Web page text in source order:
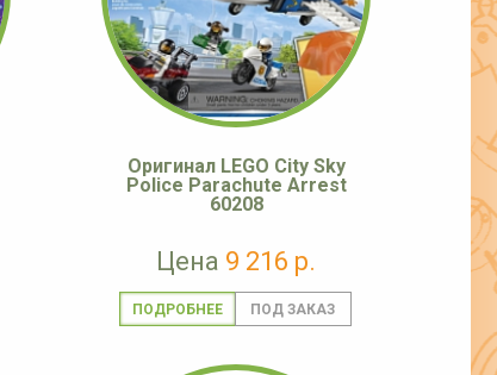
Оригинал LEGO City Sky
Police Parachute Arrest
60208
Цена 9 216 р.
ПОДРОБНЕЕ